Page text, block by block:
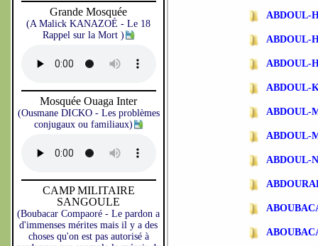
Grande Mosquée
(A Malick KANAZOÉ - Le 18
Rappel sur la Mort )
Mosquée Ouaga Inter
(Ousmane DICKO - Les problèmes
conjugaux ou familiaux)
CAMP MILITAIRE
SANGOULE
(Boubacar Compaoré - Le pardon a
d'immenses mérites mais il y a des
choses qu'on est pas autorisé à
ABDOUL-
ABDOUL-
ABDOUL-
ABDOUL-
ABDOUL-
ABDOUL-
ABDOUL-